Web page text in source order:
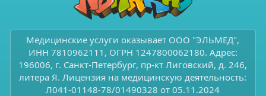
Медицинские услуги оказывает ООО "ЭЛЬМЕД",
ИНН 7810962111, ОГРН 1247800062180. Адрес:
196006, г. Санкт-Петербург, пр-кт Лиговский, д. 246,
литера Я. Лицензия на медицинскую деятельность:
Л041-01148-78/01490328 от 05.11.2024